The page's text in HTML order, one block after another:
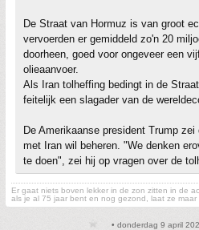
De Straat van Hormuz is van groot
vervoerden er gemiddeld zo'n 20
doorheen, goed voor ongeveer een
olieaanvoer.
Als Iran tolheffing bedingt in de
feitelijk een slagader van de
De Amerikaanse president Trump
met Iran wil beheren. "We denken
te doen", zei hij op vragen over de
Er gaat niets boven lekker in de zon zitten in de
als je al 75 jaar bent en nog gezond, laat ze maar
• donderdag 9 april